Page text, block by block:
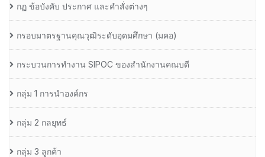
กฏ ข้อบังคับ ประกาศ และคำสั่งต่างๆ
กรอบมาตรฐานคุณวุฒิระดับอุดมศึกษา (มคอ)
กระบวนการทำงาน SIPOC ของสำนักงานคณบดี
กลุ่ม 1 การนำองค์กร
กลุ่ม 2 กลยุทธ์
กลุ่ม 3 ลูกค้า